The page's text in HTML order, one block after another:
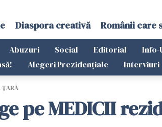
Diaspora creativă Românii care
Abuzuri Social Editorial Info-
Alegeri Prezidențiale Interviuri
pe MEDICII